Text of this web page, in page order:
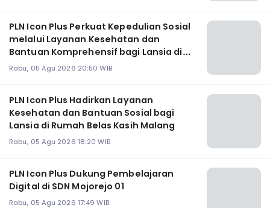
PLN Icon Plus Perkuat Kepedulian Sosial
melalui Layanan Kesehatan dan
Bantuan Komprehensif bagi Lansia di
Malang
Rabu, 05 Agu 2026 20:50 WIB
PLN Icon Plus Hadirkan Layanan
Kesehatan dan Bantuan Sosial bagi
Lansia di Rumah Belas Kasih Malang
Rabu, 05 Agu 2026 18:20 WIB
PLN Icon Plus Dukung Pembelajaran
Digital di SDN Mojorejo 01
Rabu, 05 Agu 2026 17:49 WIB